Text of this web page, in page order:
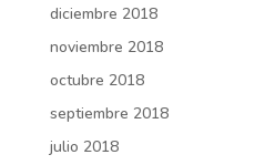
diciembre 2018
noviembre 2018
octubre 2018
septiembre 2018
julio 2018